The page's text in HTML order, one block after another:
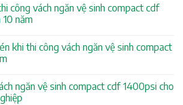
công vách ngăn vệ sinh compact cdf
năm
khi thi công vách ngăn vệ sinh compact
ngăn vệ sinh compact cdf 1400psi cho